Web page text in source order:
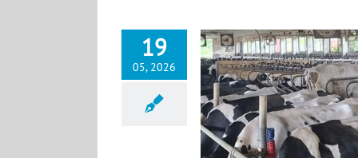
19
05, 2026